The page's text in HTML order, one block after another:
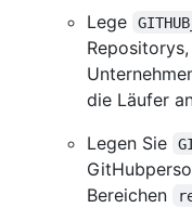
Lege
die Läufer
Legen Sie
Bereichen